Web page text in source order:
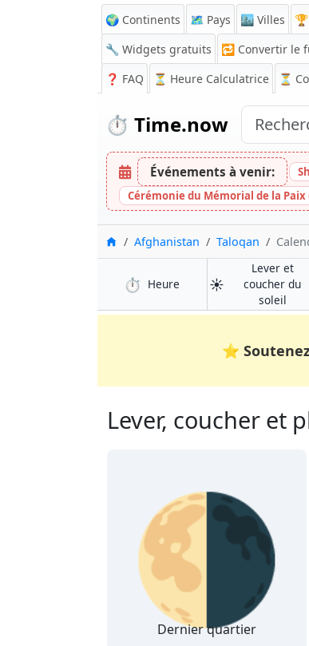
🌍 Continents 🗺️ Pays 🏙️ Villes
🔧 Widgets gratuits
🔁 Convertir le
❓ FAQ ⏳ Heure Calculatrice ⏳
⏱️ Time.now
Événements à venir:
Cérémonie du Mémorial de la
Accueil
Afghanistan Taloqan
⏱️ Heure à Taloqan
☀️
Lever et
coucher du
soleilà
⭐
Lever, coucher et
🌗
Dernier quartier